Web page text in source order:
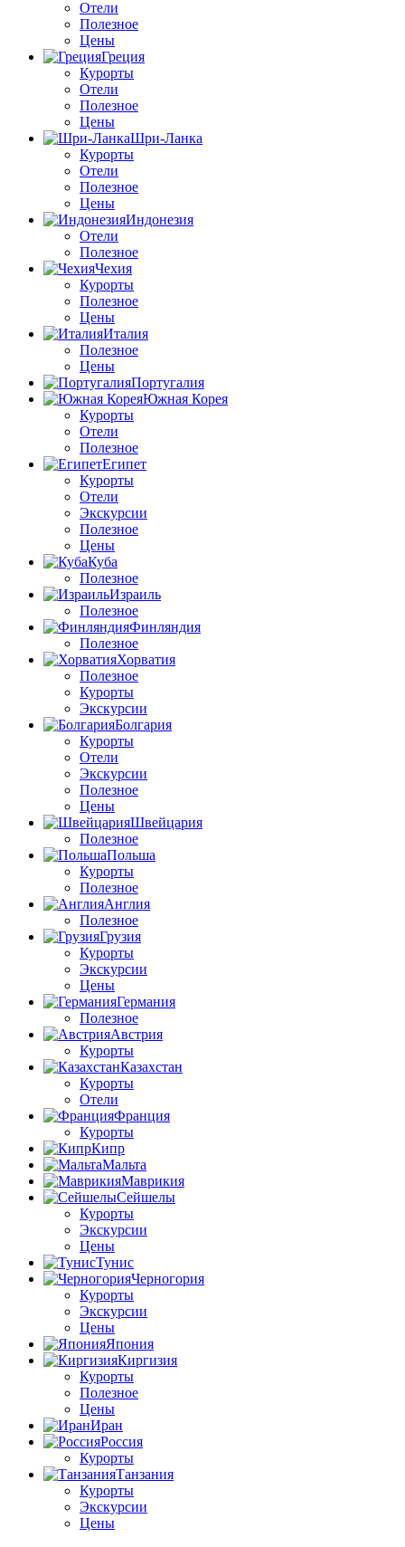
Отели
Полезное
Цены
Греция
Курорты
Отели
Полезное
Цены
Шри-Ланка
Курорты
Отели
Полезное
Цены
Индонезия
Отели
Полезное
Чехия
Курорты
Полезное
Цены
Италия
Полезное
Цены
Португалия
Южная Корея
Курорты
Отели
Полезное
Египет
Курорты
Отели
Экскурсии
Полезное
Цены
Куба
Полезное
Израиль
Полезное
Финляндия
Полезное
Хорватия
Полезное
Курорты
Экскурсии
Болгария
Курорты
Отели
Экскурсии
Полезное
Цены
Швейцария
Полезное
Польша
Курорты
Полезное
Англия
Полезное
Грузия
Курорты
Экскурсии
Цены
Германия
Полезное
Австрия
Курорты
Казахстан
Курорты
Отели
Франция
Курорты
Кипр
Мальта
Маврикия
Сейшелы
Курорты
Экскурсии
Цены
Тунис
Черногория
Курорты
Экскурсии
Цены
Япония
Киргизия
Курорты
Полезное
Цены
Иран
Россия
Курорты
Танзания
Курорты
Экскурсии
Цены